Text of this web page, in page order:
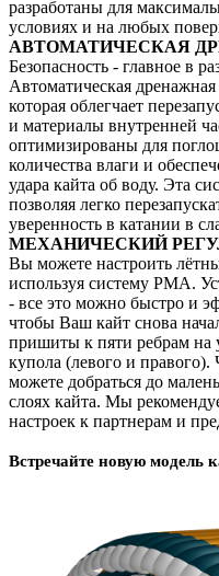
разработаны для
условиях и на любых
АВТОМАТИЧЕСКАЯ
Безопасность - главное в
Автоматическая
которая облегчает
и материалы внутренней
оптимизированы для
количества влаги и
удара кайта об воду. Эта
позволяя легко
уверенность в катании в
МЕХАНИЧЕСКИЙ
Вы можете настроить
используя систему PMA.
- все это можно быстро и
чтобы Ваш кайт снова
пришиты к пяти ребрам на
купола (левого и
можете добраться до
слоях кайта. Мы
настроек к партнерам и
Встречайте новую модель